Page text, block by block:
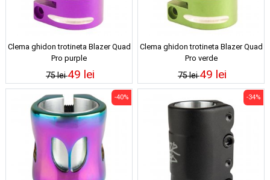
Clema ghidon trotineta Blazer Quad
Pro purple
75 lei49 lei
Clema ghidon trotineta Blazer Quad
Pro verde
75 lei49 lei
-40% -34%